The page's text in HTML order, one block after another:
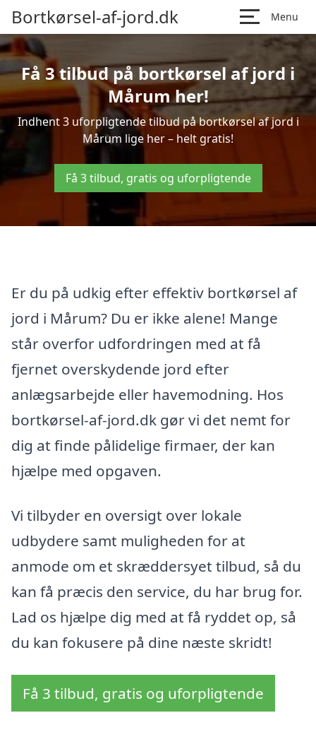
Bortkørsel-af-jord.dk Menu
Få 3 tilbud på bortkørsel af jord i
Mårum her!
Indhent 3 uforpligtende tilbud på bortkørsel af jord i
Mårum lige her – helt gratis!
Få 3 tilbud, gratis og uforpligtende
Er du på udkig efter effektiv bortkørsel af
jord i Mårum? Du er ikke alene! Mange
står overfor udfordringen med at få
fjernet overskydende jord efter
anlægsarbejde eller havemodning. Hos
bortkørsel-af-jord.dk gør vi det nemt for
dig at finde pålidelige firmaer, der kan
hjælpe med opgaven.
Vi tilbyder en oversigt over lokale
udbydere samt muligheden for at
anmode om et skræddersyet tilbud, så du
kan få præcis den service, du har brug for.
Lad os hjælpe dig med at få ryddet op, så
du kan fokusere på dine næste skridt!
Få 3 tilbud, gratis og uforpligtende